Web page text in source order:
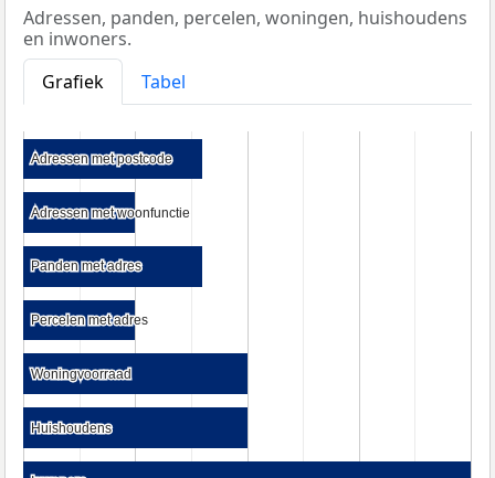
Adressen, panden, percelen, woningen, huishoudens
en inwoners.
Grafiek
Tabel
Adressen met postcode
Adressen met postcode
Adressen met woonfunctie
Adressen met woonfunctie
Panden met adres
Panden met adres
Percelen met adres
Percelen met adres
Woningvoorraad
Woningvoorraad
Huishoudens
Huishoudens